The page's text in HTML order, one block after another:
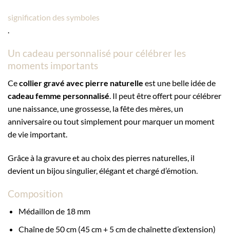
signification des symboles
Un cadeau personnalisé pour célébrer les
moments importants
Cecollier gravé avec pierre naturelle est une belle idée de
cadeau femme personnalisé. Il peut être offert pour célébrer
une naissance, une grossesse, la fête des mères, un
anniversaire ou tout simplement pour marquer un moment
de vie important.
Grâce à la gravure et au choix des pierres naturelles, il
devient un bijou singulier, élégant et chargé d’émotion.
Composition
Médaillon de 18 mm
Chaîne de 50 cm (45 cm + 5 cm de chaînette d’extension)